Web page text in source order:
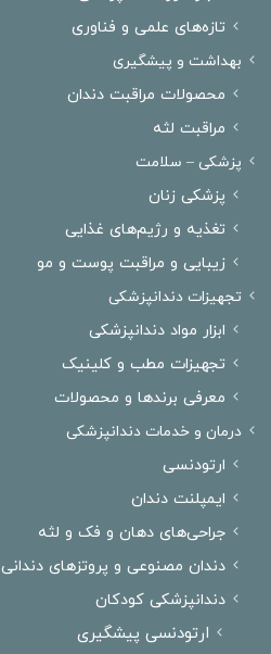
تازه‌های علمی و فناوری
بهداشت و پیشگیری
محصولات مراقبت دندان
مراقبت لثه
پزشکی – سلامت
پزشکی زنان
تغذیه و رژیم‌های غذایی
زیبایی و مراقبت پوست و مو
تجهیزات دندانپزشکی
ابزار مواد دندانپزشکی
تجهیزات مطب و کلینیک
معرفی برندها و محصولات
درمان‌ و خدمات دندانپزشکی
ارتودنسی
ایمپلنت دندان
جراحی‌های دهان و فک و لثه
دندان مصنوعی و پروتزهای دندانی
دندانپزشکی کودکان
ارتودنسی پیشگیری